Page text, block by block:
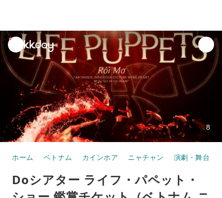
unread
notifications
8
ホーム ベトナム カインホア ニャチャン 演劇・舞台
Doシアター ライフ・パペット・